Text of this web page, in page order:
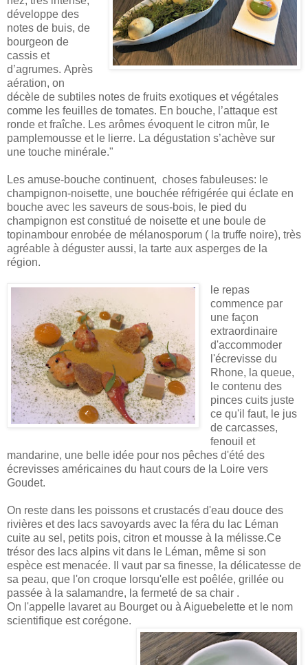
développe des
notes de buis, de
bourgeon de
cassis et
d’agrumes. Après
aération, on
décèle de subtiles notes de fruits exotiques et végétales
comme les feuilles de tomates. En bouche, l’attaque est
ronde et fraîche. Les arômes évoquent le citron mûr, le
pamplemousse et le lierre. La dégustation s’achève sur
une touche minérale."
Les amuse-bouche continuent, choses fabuleuses: le
champignon-noisette, une bouchée réfrigérée qui éclate en
bouche avec les saveurs de sous-bois, le pied du
champignon est constitué de noisette et une boule de
topinambour enrobée de mélanosporum ( la truffe noire), très
agréable à déguster aussi, la tarte aux asperges de la
région.
le repas
commence par
une façon
extraordinaire
d'accommoder
l'écrevisse du
Rhone, la queue,
le contenu des
pinces cuits juste
ce qu'il faut, le jus
de carcasses,
fenouil et
mandarine, une belle idée pour nos pêches d'été des
écrevisses américaines du haut cours de la Loire vers
Goudet.
On reste dans les poissons et crustacés d'eau douce des
rivières et des lacs savoyards avec la féra du lac Léman
cuite au sel, petits pois, citron et mousse à la mélisse.Ce
trésor des lacs alpins vit dans le Léman, même si son
espèce est menacée. Il vaut par sa finesse, la délicatesse de
sa peau, que l'on croque lorsqu'elle est poêlée, grillée ou
passée à la salamandre, la fermeté de sa chair .
On l'appelle lavaret au Bourget ou à Aiguebelette et le nom
scientifique est corégone.